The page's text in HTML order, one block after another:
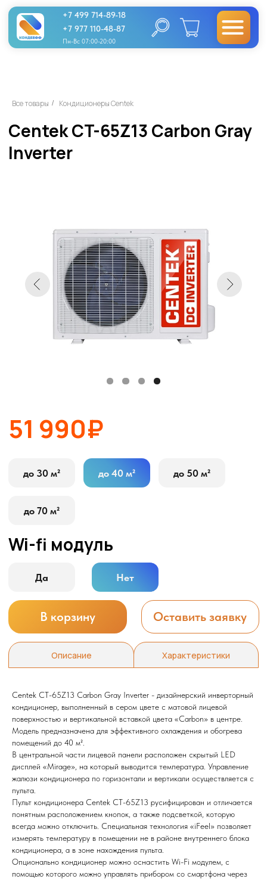
+7 499 714-89-18
+7 977 110-48-87
Пн-Вс 07:00-20:00
Все товары / Кондиционеры Centek
Характеристики
Описание
Inverter
до 40 м² до 50 м²
В корзину
51 990₽
Centek CT-65Z13 Carbon Gray Inverter - дизайнерский инверторный
кондиционер, выполненный в сером цвете с матовой лицевой
поверхностью и вертикальной вставкой цвета «Carbon» в центре.
Модель предназначена для эффективного охлаждения и обогрева
помещений до 40 м².
В центральной части лицевой панели расположен скрытый LED
дисплей «Mirage», на который выводится температура. Управление
жалюзи кондиционера по горизонтали и вертикали осуществляется с
пульта.
Пульт кондиционера Centek CT-65Z13 русифицирован и отличается
понятным расположением кнопок, а также подсветкой, которую
всегда можно отключить. Специальная технология «iFeel» позволяет
измерять температуру в помещении не в районе внутреннего блока
кондиционера, а в зоне нахождения пульта.
Опционально кондиционер можно оснастить Wi-Fi модулем, с
помощью которого можно управлять прибором со смартфона через